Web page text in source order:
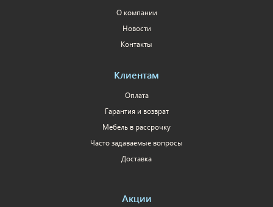
О компании
Новости
Контакты
Клиентам
Оплата
Гарантия и возврат
Мебель в рассрочку
Часто задаваемые вопросы
Доставка
Акции